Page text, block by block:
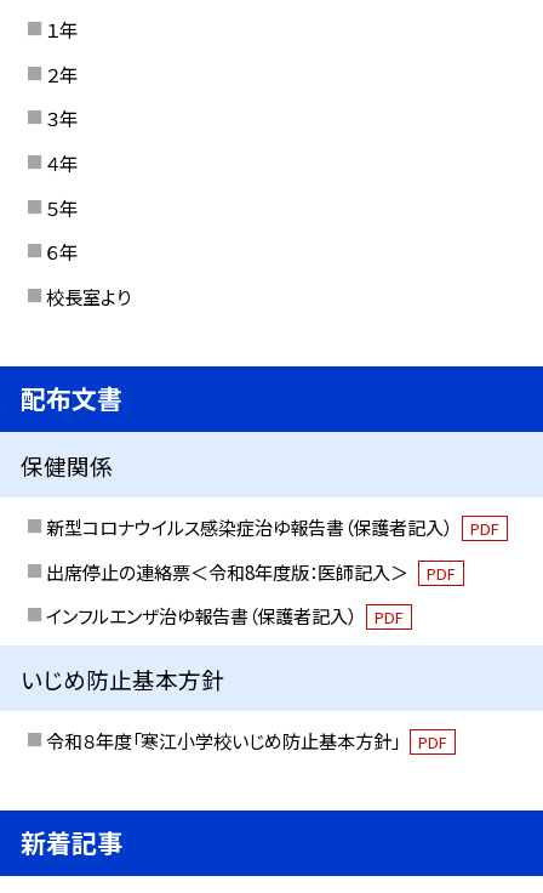
１年
２年
３年
４年
５年
６年
校長室より
配布文書
保健関係
新型コロナウイルス感染症治ゆ報告書（保護者記入） PDF
出席停止の連絡票＜令和8年度版：医師記入＞ PDF
インフルエンザ治ゆ報告書（保護者記入） PDF
いじめ防止基本方針
令和８年度「寒江小学校いじめ防止基本方針」 PDF
新着記事